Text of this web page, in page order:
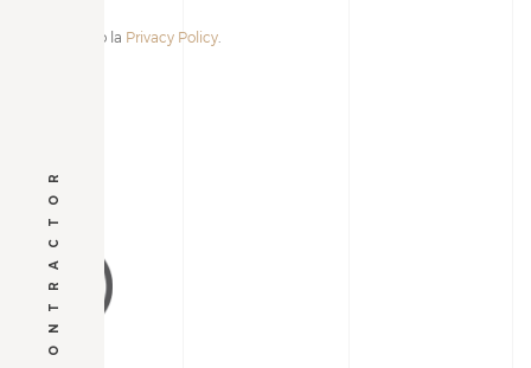
Accetto la Privacy Policy
Alternative: